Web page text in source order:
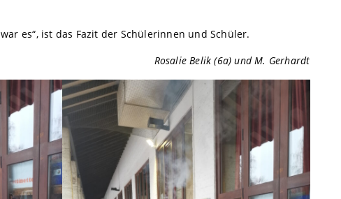
es“, ist das Fazit der Schülerinnen und Schüler.
Rosalie Belik (6a) und M. Gerhardt